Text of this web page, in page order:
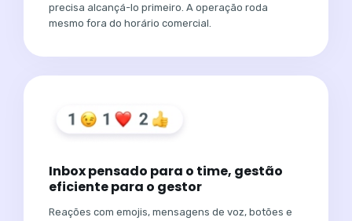
precisa alcançá-lo primeiro. A operação roda
mesmo fora do horário comercial.
Inbox pensado para o time, gestão
eficiente para o gestor
Reações com emojis, mensagens de voz, botões e